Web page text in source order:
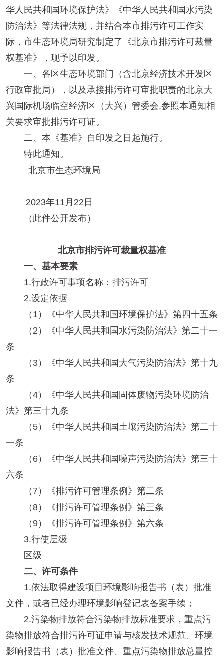
华人民共和国环境保护法》《中华人民共和国水污染
防治法》等法律法规，并结合本市排污许可工作实
际，市生态环境局研究制定了《北京市排污许可裁量
权基准》，现予以印发。
一、各区生态环境部门（含北京经济技术开发区
行政审批局），以及承接排污许可审批职责的北京大
兴国际机场临空经济区（大兴）管委会,参照本通知相
关要求审批排污许可证。
二、本《基准》自印发之日起施行。
特此通知。
北京市生态环境局
2023年11月22日
（此件公开发布）
北京市排污许可裁量权基准
一、基本要素
1.行政许可事项名称：排污许可
2.设定依据
（1）《中华人民共和国环境保护法》第四十五条
（2）《中华人民共和国水污染防治法》第二十一
条
（3）《中华人民共和国大气污染防治法》第十九
条
（4）《中华人民共和国固体废物污染环境防治
法》第三十九条
（5）《中华人民共和国土壤污染防治法》第二十
一条
（6）《中华人民共和国噪声污染防治法》第三十
六条
（7）《排污许可管理条例》第二条
（8）《排污许可管理条例》第三条
（9）《排污许可管理条例》第六条
3.行使层级
区级
二、许可条件
1.依法取得建设项目环境影响报告书（表）批准
文件，或者已经办理环境影响登记表备案手续；
2.污染物排放符合污染物排放标准要求，重点污
染物排放符合排污许可证申请与核发技术规范、环境
影响报告书（表）批准文件、重点污染物排放总量控